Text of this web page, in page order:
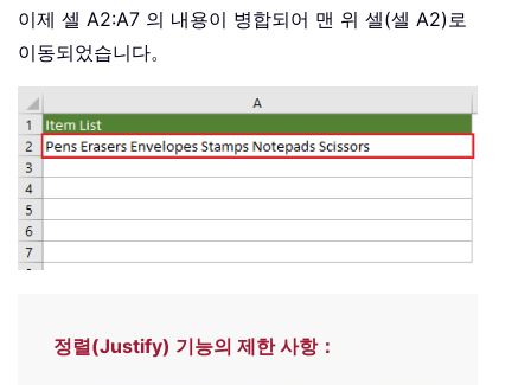
이제 셀 A2:A7 의 내용이 병합되어 맨 위 셀(셀 A2)로
이동되었습니다。
정렬(Justify) 기능의 제한 사항：